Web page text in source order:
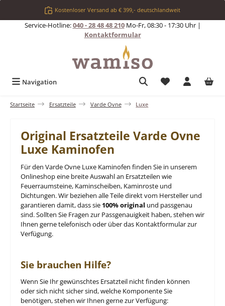
Zum Hauptinhalt springenKostenloser Versand ab € 399,- deutschlandweit
Service-Hotline:040 - 28 48 48 210Mo-Fr, 08:30 - 17:30 Uhr |
Kontaktformular
Navigation Du hast 0
Startseite Ersatzteile Varde Ovne Luxe
Original Ersatzteile Varde Ovne
Luxe Kaminofen
Für den Varde Ovne Luxe Kaminofen finden Sie in unserem
Onlineshop eine breite Auswahl an Ersatzteilen wie
Feuerraumsteine, Kaminscheiben, Kaminroste und
Dichtungen. Wir beziehen alle Teile direkt vom Hersteller und
garantieren damit, dass sie 100% original und passgenau
sind. Sollten Sie Fragen zur Passgenauigkeit haben, stehen wir
Ihnen gerne telefonisch oder über das Kontaktformular zur
Verfügung.
Sie brauchen Hilfe?
Wenn Sie Ihr gewünschtes Ersatzteil nicht finden können
oder sich nicht sicher sind, welche Komponente Sie
benötigen, stehen wir Ihnen gerne zur Verfügung: